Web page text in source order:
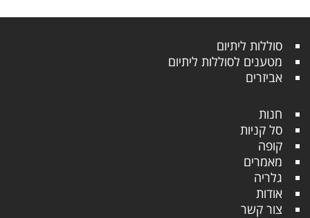
סוללות ליתיום
מטענים לסוללות ליתיום
אביזרים
חנות
סל קניות
קופה
מאמרים
גלריה
אודות
צור קשר